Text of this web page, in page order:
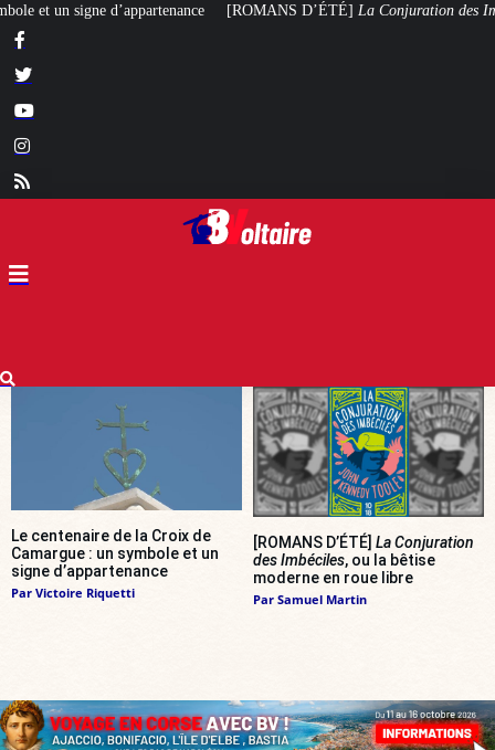
D’ÉTÉ]La Conjuration des Imbéciles, ou la bêtise moderne en
Le centenaire de la Croix de
Camargue : un symbole et un
signe d’appartenance
Par Victoire Riquetti
[ROMANS D’ÉTÉ] La Conjuration
des Imbéciles, ou la bêtise
moderne en roue libre
Par Samuel Martin